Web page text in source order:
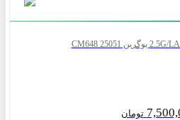
تومان